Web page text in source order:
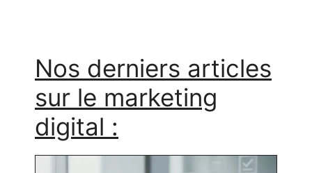
Nos derniers articles
sur le marketing
digital :